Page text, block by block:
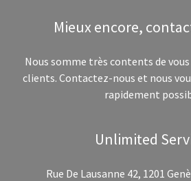
Mieux encore,
Nous somme très contents de
clients. Contactez-nous et nous
rapidement
Unlimited
Rue De Lausanne 42, 1201